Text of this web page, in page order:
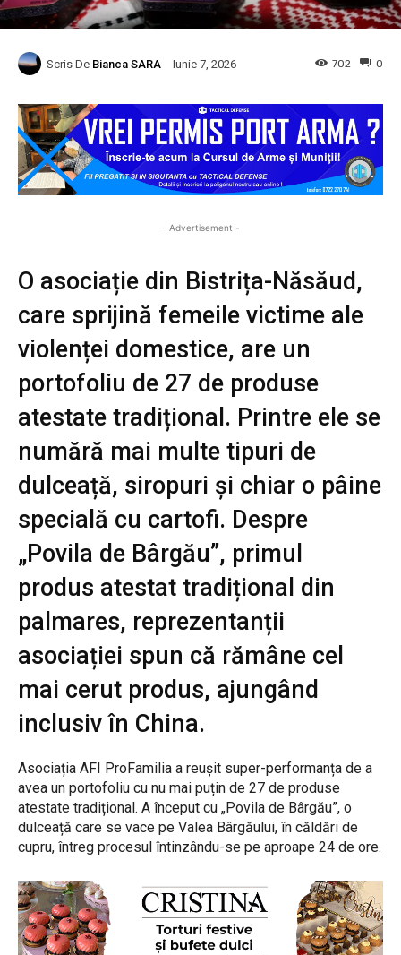
Scris De Bianca SARA Iunie 7, 2026 0
702
- Advertisement -
O asociație din Bistrița-Năsăud,
care sprijină femeile victime ale
violenței domestice, are un
portofoliu de 27 de produse
atestate tradițional. Printre ele se
numără mai multe tipuri de
dulceață, siropuri și chiar o pâine
specială cu cartofi. Despre
„Povila de Bârgău”, primul
produs atestat tradițional din
palmares, reprezentanții
asociației spun că rămâne cel
mai cerut produs, ajungând
inclusiv în China.
Asociația AFI ProFamilia a reușit super-performanța de a
avea un portofoliu cu nu mai puțin de 27 de produse
atestate tradițional. A început cu „Povila de Bârgău”, o
dulceață care se vace pe Valea Bârgăului, în căldări de
cupru, întreg procesul întinzându-se pe aproape 24 de ore.